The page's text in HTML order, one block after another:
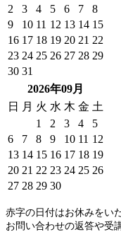
2
3 4 5 6 7
8
9
10 11 12 13 14 15
16 17 18 19 20 21 22
23 24 25 26 27 28 29
30 31
2026年09月
日
月 火 水 木 金 土
1
2 3 4
5
6
7 8 9 10 11 12
13 14 15 16 17 18 19
20 21 22 23 24 25 26
27 28 29 30
赤字の日付はお休みをい
お問い合わせの返答や受